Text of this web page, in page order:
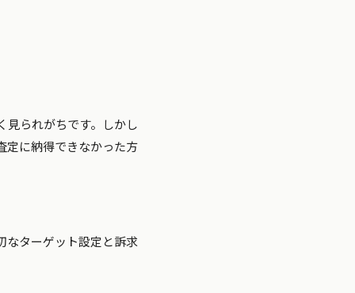
見られがちです。しかし
定に納得できなかった方
なターゲット設定と訴求